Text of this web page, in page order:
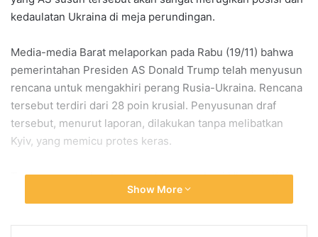
kedaulatan Ukraina di meja perundingan.
Media-media Barat melaporkan pada Rabu (19/11) bahwa
pemerintahan Presiden AS Donald Trump telah menyusun
rencana untuk mengakhiri perang Rusia-Ukraina. Rencana
tersebut terdiri dari 28 poin krusial. Penyusunan draf
tersebut, menurut laporan, dilakukan tanpa melibatkan
Kyiv, yang memicu protes keras.
Trump menetapkan batas waktu tegas bagi Ukraina. Kyiv
diminta menyetujui proposal tersebut selambat-lambatnya
penolakan signifikan dari para pemimpin Eropa, AS pun
Show More